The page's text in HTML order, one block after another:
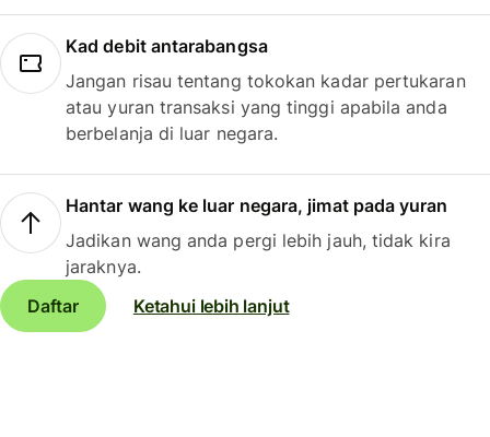
Kad debit antarabangsa
Jangan risau tentang tokokan kadar pertukaran
atau yuran transaksi yang tinggi apabila anda
berbelanja di luar negara.
Hantar wang ke luar negara, jimat pada yuran
Jadikan wang anda pergi lebih jauh, tidak kira
jaraknya.
Daftar
Ketahui lebih lanjut